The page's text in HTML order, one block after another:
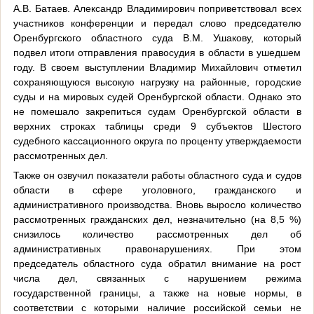
А.В. Батаев. Александр Владимирович поприветствовал всех
участников конференции и передал слово председателю
Оренбургского областного суда В.М. Ушакову, который
подвел итоги отправления правосудия в области в ушедшем
году. В своем выступлении Владимир Михайлович отметил
сохраняющуюся высокую нагрузку на районные, городские
суды и на мировых судей Оренбургской области. Однако это
не помешало закрепиться судам Оренбургской области в
верхних строках таблицы среди 9 субъектов Шестого
судебного кассационного округа по проценту утверждаемости
рассмотренных дел.
Также он озвучил показатели работы областного суда и судов
области в сфере уголовного, гражданского и
административного производства. Вновь выросло количество
рассмотренных гражданских дел, незначительно (на 8,5 %)
снизилось количество рассмотренных дел об
административных правонарушениях. При этом
председатель областного суда обратил внимание на рост
числа дел, связанных с нарушением режима
государственной границы, а также на новые нормы, в
соответствии с которыми наличие российской семьи не